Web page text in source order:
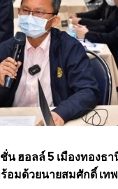
ฮอลล์ 5 เมืองทองธ
อมด้วยนายสมศักดิ์ เท